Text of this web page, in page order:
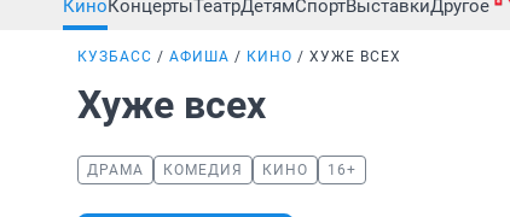
КиноКонцертыТеатрДетямСпортВыставкиДругое
КУЗБАСС АФИША КИНО ХУЖЕ ВСЕХ
Хуже всех
ДРАМА КОМЕДИЯ КИНО 16+